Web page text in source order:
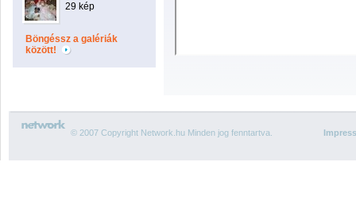
29 kép
Böngéssz a galériák
között!
© 2007 Copyright Network.hu Minden jog fenntartva.